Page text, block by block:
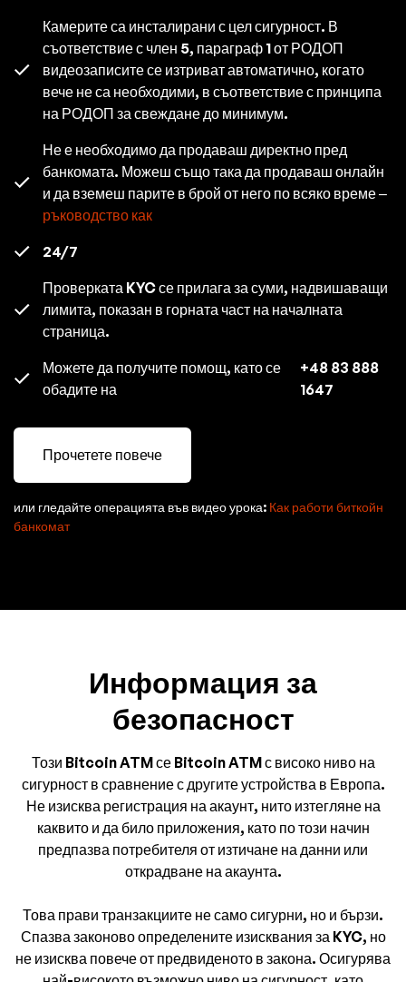
Камерите са инсталирани с цел сигурност. В
съответствие с член 5, параграф 1 от РОДОП
видеозаписите се изтриват автоматично, когато
вече не са необходими, в съответствие с принципа
на РОДОП за свеждане до минимум.
Не е необходимо да продаваш директно пред
банкомата. Можеш също така да продаваш онлайн
и да вземеш парите в брой от него по всяко време –
ръководство как
24/7
Проверката KYC се прилага за суми, надвишаващи
лимита, показан в горната част на началната
страница.
Можете да получите помощ, като се
обадите на
+48 83 888
1647
Прочетете повече
или гледайте операцията във видео урока: Как работи биткойн
банкомат
Информация за
безопасност
Този Bitcoin ATM се Bitcoin ATM с високо ниво на
сигурност в сравнение с другите устройства в Европа.
Не изисква регистрация на акаунт, нито изтегляне на
каквито и да било приложения, като по този начин
предпазва потребителя от изтичане на данни или
открадване на акаунта.
Това прави транзакциите не само сигурни, но и бързи.
Спазва законово определените изисквания за KYC, но
не изисква повече от предвиденото в закона. Осигурява